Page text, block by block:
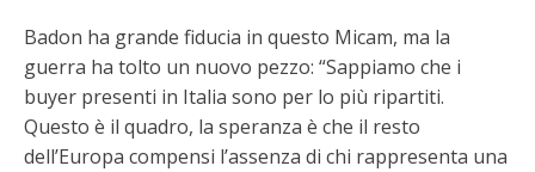
Badon ha grande fiducia in questo Micam, ma la
guerra ha tolto un nuovo pezzo: “Sappiamo che i
buyer presenti in Italia sono per lo più ripartiti.
Questo è il quadro, la speranza è che il resto
dell’Europa compensi l’assenza di chi rappresenta una